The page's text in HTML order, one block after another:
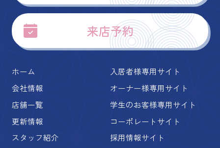
来店予約
ホーム
会社情報
店舗一覧
更新情報
スタッフ紹介
入居者様専用サイト
オーナー様専用サイト
学生のお客様専用サイト
コーポレートサイト
採用情報サイト